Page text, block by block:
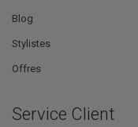
Blog
Stylistes
Offres
Service Client